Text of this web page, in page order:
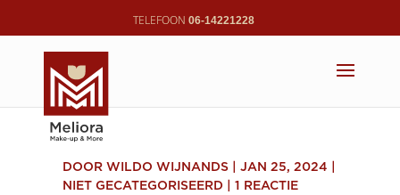
06-14221228
DOOR WILDO WIJNANDS| JAN 25, 2024
NIET GECATEGORISEERD
1 REACTIE